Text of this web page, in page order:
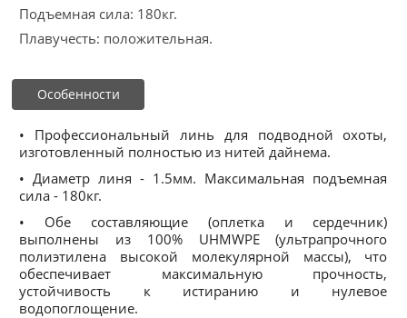
Подъемная сила: 180кг.
Плавучесть: положительная.
Особенности
• Профессиональный линь для подводной охоты,
изготовленный полностью из нитей дайнема.
• Диаметр линя - 1.5мм. Максимальная подъемная
сила - 180кг.
• Обе составляющие (оплетка и сердечник)
выполнены из 100% UHMWPE (ультрапрочного
полиэтилена высокой молекулярной массы), что
обеспечивает максимальную прочность,
устойчивость к истиранию и нулевое
водопоглощение.